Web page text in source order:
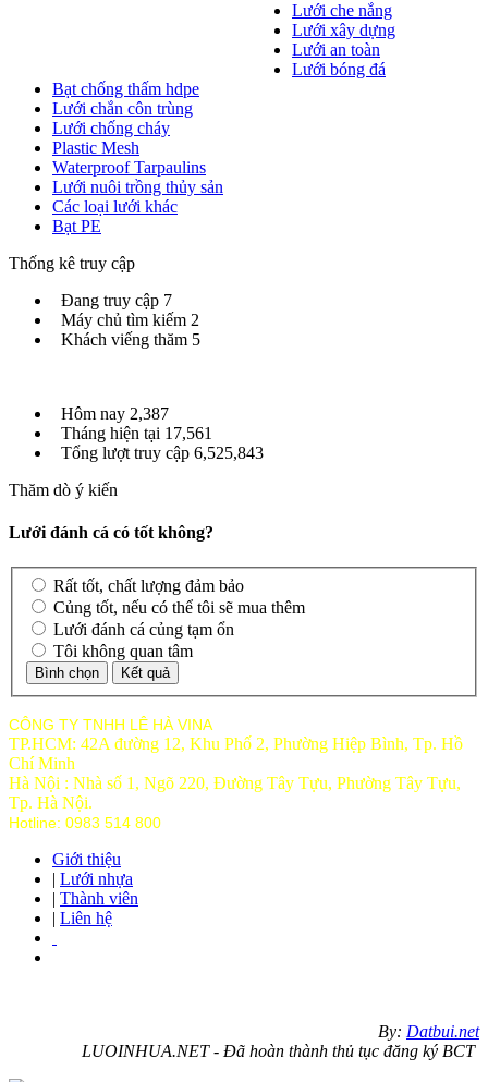
Lưới che nắng
Lưới xây dựng
Lưới an toàn
Lưới bóng đá
Bạt chống thấm hdpe
Lưới chắn côn trùng
Lưới chống cháy
Plastic Mesh
Waterproof Tarpaulins
Lưới nuôi trồng thủy sản
Các loại lưới khác
Bạt PE
Thống kê truy cập
Đang truy cập 7
Máy chủ tìm kiếm 2
Khách viếng thăm 5
Hôm nay 2,387
Tháng hiện tại 17,561
Tổng lượt truy cập 6,525,843
Thăm dò ý kiến
Lưới đánh cá có tốt không?
Rất tốt, chất lượng đảm bảo
Củng tốt, nếu có thể tôi sẽ mua thêm
Lưới đánh cá củng tạm ổn
Tôi không quan tâm
CÔNG TY TNHH LÊ HÀ VINA
TP.HCM: 42A đường 12, Khu Phố 2, Phường Hiệp Bình, Tp. Hồ
Chí Minh
Hà Nội : Nhà số 1, Ngõ 220, Đường Tây Tựu, Phường Tây Tựu,
Tp. Hà Nội.
Hotline: 0983 514 800
Giới thiệu
| Lưới nhựa
| Thành viên
| Liên hệ
By: Datbui.net
LUOINHUA.NET - Đã hoàn thành thủ tục đăng ký BCT